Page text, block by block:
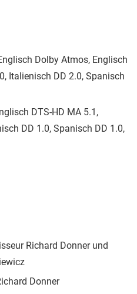
Dolby Atmos, Englisch
Italienisch DD 2.0, Spanisch
DTS-HD MA 5.1,
DD 1.0, Spanisch DD 1.0,
Richard Donner und
Donner